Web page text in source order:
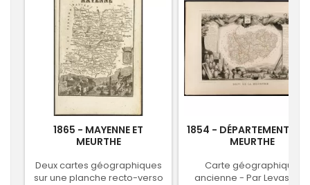
1865 - MAYENNE ET
MEURTHE
Deux cartes géographiques
sur une planche recto-verso
1854 - DÉPARTEMENT DE
MEURTHE
Carte géographique
ancienne - Par Levasseur